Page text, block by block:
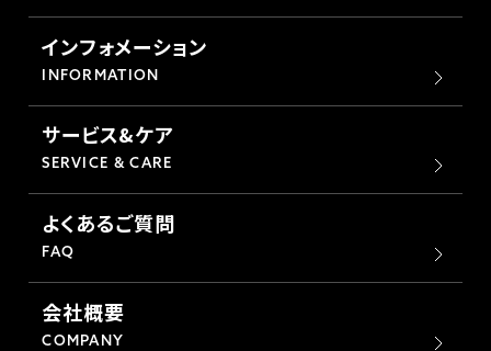
インフォメーション
INFORMATION
サービス&ケア
SERVICE & CARE
よくあるご質問
FAQ
会社概要
COMPANY